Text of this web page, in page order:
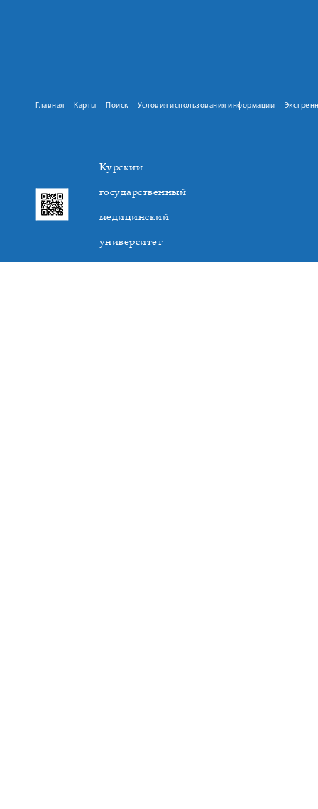
Главная Карты Поиск Условия использования информации
Курский
государственный
медицинский
университет